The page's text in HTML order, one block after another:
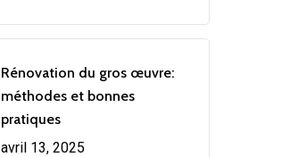
Rénovation du gros œuvre:
méthodes et bonnes
pratiques
avril 13, 2025